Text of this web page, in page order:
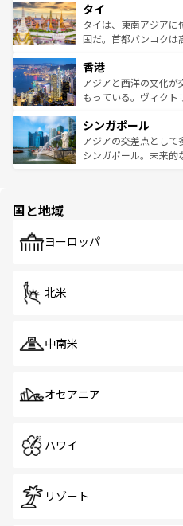
リティに包まれながら
わ
覧を参照してほしい。
急速な発展と共に伝統
ーチミン市のフランス
醸し出している。また
とつ。フォーやバイン
ひ現地で味わいたい。
が旅行者を迎えてくれ
参照してほしい。
タイ
タイは、東南アジアに
国だ。首都バンコクは
の活気が交差している
帯で自然と触れ合い、
いビーチでリゾート気
激する。気候は一年中
が待っている。親しみ
た文化、そして多様な
香港
アジアと西洋の文化が
もっている。ヴィクト
み、どこを訪れても感
ており、効率よく見ど
うな絶景から文化的な
シンガポール
アジアの交差点として
シンガポール。未来的
で、ホーカーズは地元
国と地域
ヨーロッパ
北米
中南米
オセアニア
ハワイ
リゾート